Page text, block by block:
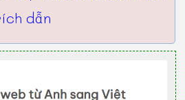
dẫn